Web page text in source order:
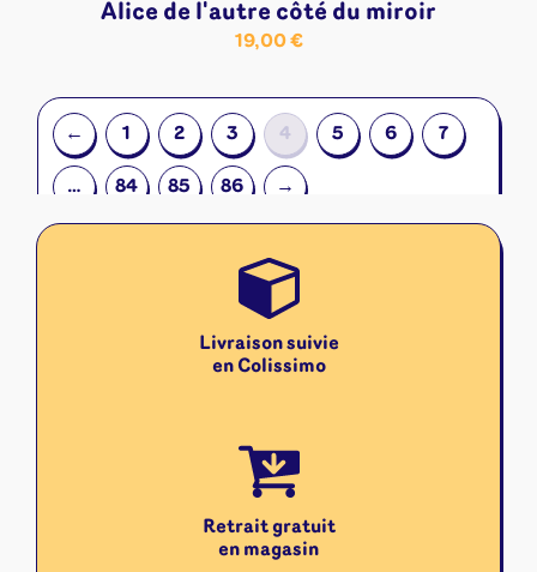
Alice de l'autre côté du miroir
19,00€
← 1 2 3 4 5 6 7
… 84 85 86 →
Livraison suivie
en Colissimo
Retrait gratuit
en magasin